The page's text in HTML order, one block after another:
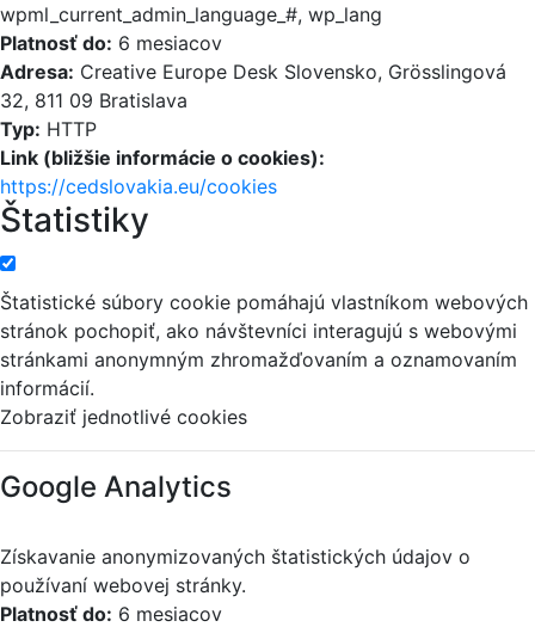
wpml_current_admin_language_#, wp_lang
Platnosť do: 6 mesiacov
Adresa: Creative Europe Desk Slovensko, Grösslingová
32, 811 09 Bratislava
Typ: HTTP
Link (bližšie informácie o cookies):
https://cedslovakia.eu/cookies
Štatistiky
Štatistické súbory cookie pomáhajú vlastníkom webových
stránok pochopiť, ako návštevníci interagujú s webovými
stránkami anonymným zhromažďovaním a oznamovaním
informácií.
Zobraziť jednotlivé cookies
Google Analytics
Získavanie anonymizovaných štatistických údajov o
používaní webovej stránky.
Platnosť do: 6 mesiacov